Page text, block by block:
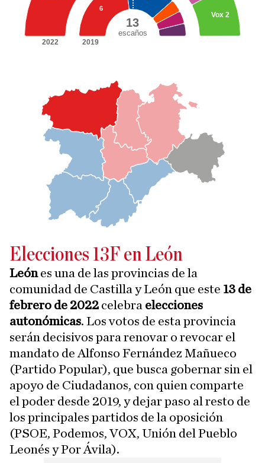
Elecciones 13F en León
Leónes una de las provincias de la
comunidad de Castilla y León que este 13 de
febrero de 2022 celebra elecciones
autonómicas. Los votos de esta provincia
serán decisivos para renovar o revocar el
mandato de Alfonso Fernández Mañueco
(Partido Popular), que busca gobernar sin el
apoyo de Ciudadanos, con quien comparte
el poder desde 2019, y dejar paso al resto de
los principales partidos de la oposición
(PSOE, Podemos, VOX, Unión del Pueblo
Leonés y Por Ávila).